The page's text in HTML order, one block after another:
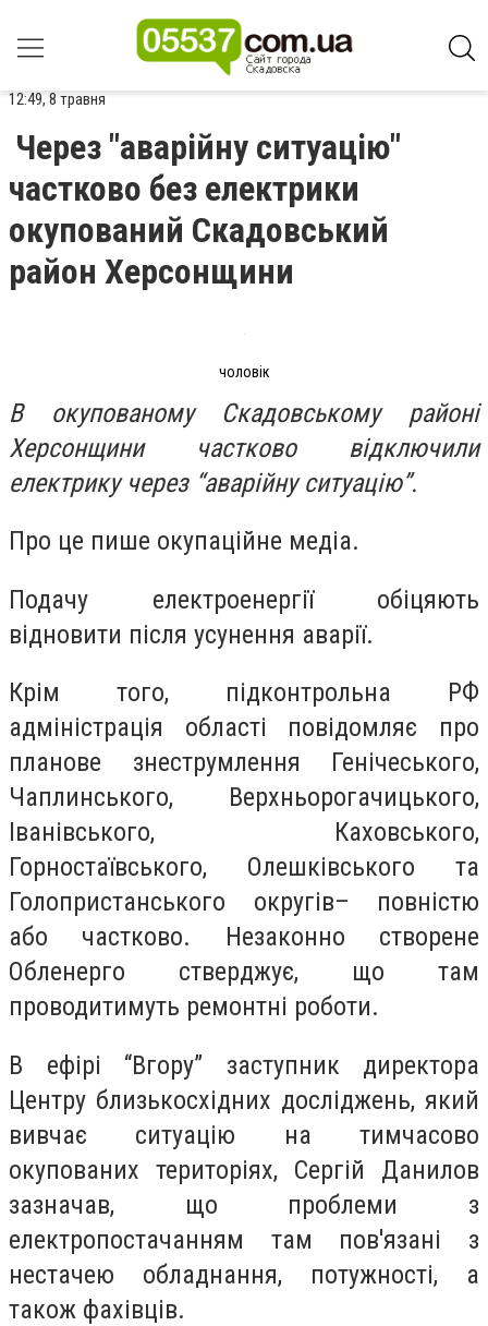
12:49, 8 травня
Через "аварійну ситуацію"
частково без електрики
окупований Скадовський
район Херсонщини
чоловік
В окупованому Скадовському районі
Херсонщини частково відключили
електрику через “аварійну ситуацію”.
Про це пише окупаційне медіа.
Подачу електроенергії обіцяють
відновити після усунення аварії.
Крім того, підконтрольна РФ
адміністрація області повідомляє про
планове знеструмлення Генічеського,
Чаплинського, Верхньорогачицького,
Іванівського, Каховського,
Горностаївського, Олешківського та
Голопристанського округів– повністю
або частково. Незаконно створене
Обленерго стверджує, що там
проводитимуть ремонтні роботи.
В ефірі “Вгору” заступник директора
Центру близькосхідних досліджень, який
вивчає ситуацію на тимчасово
окупованих територіях, Сергій Данилов
зазначав, що проблеми з
електропостачанням там пов'язані з
нестачею обладнання, потужності, а
також фахівців.